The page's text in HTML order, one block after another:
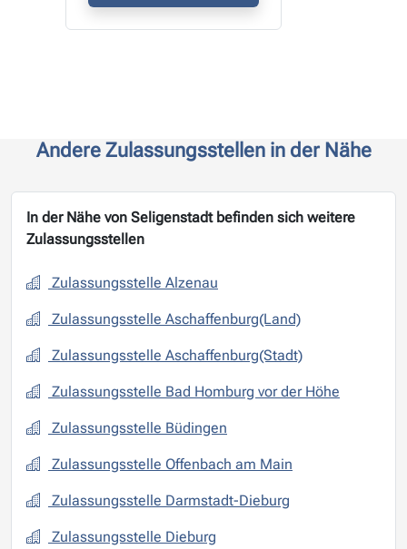
Andere Zulassungsstellen in der Nähe
In der Nähe von Seligenstadt befinden sich weitere
Zulassungsstellen
Zulassungsstelle Alzenau
Zulassungsstelle Aschaffenburg(Land)
Zulassungsstelle Aschaffenburg(Stadt)
Zulassungsstelle Bad Homburg vor der Höhe
Zulassungsstelle Büdingen
Zulassungsstelle Offenbach am Main
Zulassungsstelle Darmstadt-Dieburg
Zulassungsstelle Dieburg